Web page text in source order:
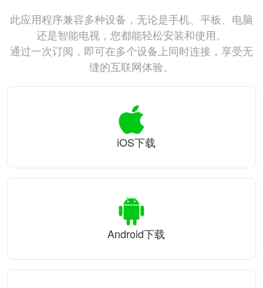
此应用程序兼容多种设备，无论是手机、平板、电脑
还是智能电视，您都能轻松安装和使用。
通过一次订阅，即可在多个设备上同时连接，享受无
缝的互联网体验。
iOS下载
Android下载